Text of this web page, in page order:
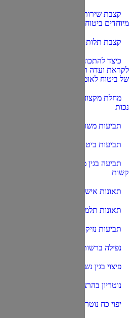
קצבת שירותים
מיוחדים ביטוח לאומי
קצבת תלות בזולת
כיצד להתכונן
לקראת ועדה רפואית
של ביטוח לאומי?
מחלת מקצוע ואחוזי
נכות
תביעות משרד הבטחון
תביעות ביטוח חיים
תביעה בגין מחלות
קשות
תאונות אישיות
תאונות תלמידים
תביעות נזיקין
נפילה ברשות הרבים
פיצוי בגין נשיכת כלב
נוטריון בהרצליה
יפוי כח נוטריון